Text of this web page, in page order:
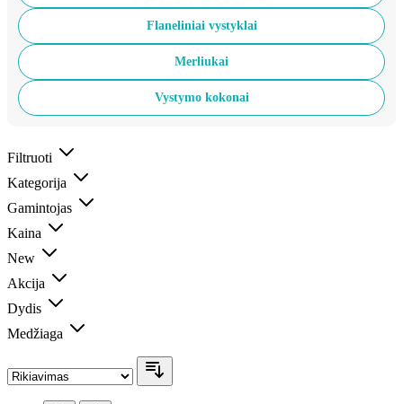
Flaneliniai vystyklai
Merliukai
Vystymo kokonai
Filtruoti
Kategorija
Gamintojas
Kaina
New
Akcija
Dydis
Medžiaga